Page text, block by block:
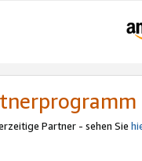
Partner - sehen Sie